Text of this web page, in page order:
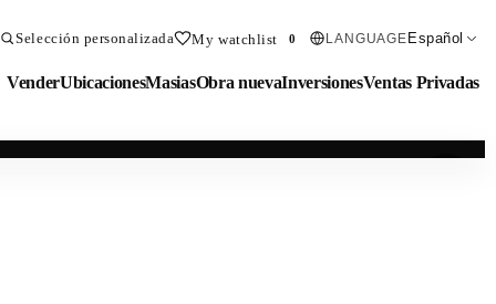
Selección personalizada My watchlist 0 LANGUAGE Español
VenderUbicacionesMasiasObra nuevaInversionesVentas Privadas